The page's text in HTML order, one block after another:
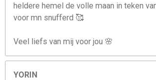
heldere hemel de volle maan in teken
voor mn snufferd 🥰
Veel liefs van mij voor jou 🌸
YORIN